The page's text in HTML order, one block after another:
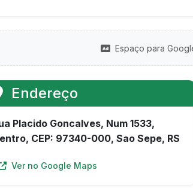
Espaço para
Endereço
Placido Goncalves, Num 1533,
CEP: 97340-000, Sao Sepe, RS
Ver no Google Maps